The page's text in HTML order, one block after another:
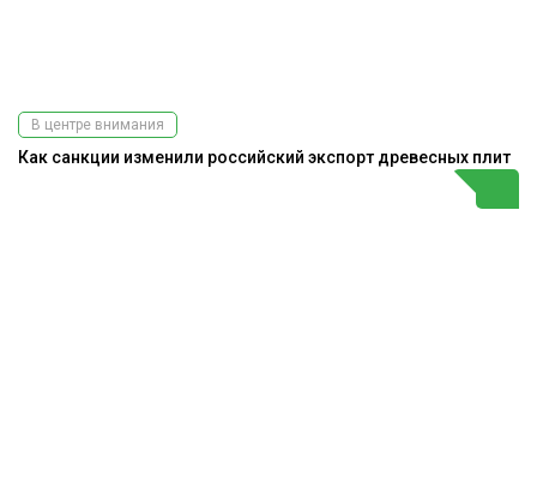
В центре внимания
Как санкции изменили российский экспорт древесных плит